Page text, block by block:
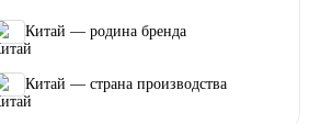
Китай — родина бренда
Китай — страна производства